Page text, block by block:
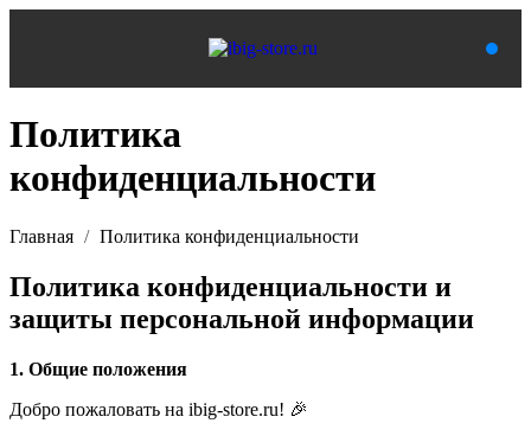
Политика
конфиденциальности
Главная Политика конфиденциальности
Политика конфиденциальности и
защиты персональной информации
1. Общие положения
Добро пожаловать на ibig-store.ru! 🎉